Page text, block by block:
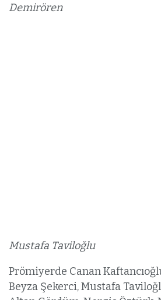
Demirören
Mustafa Taviloğlu
Prömiyerde Canan
Beyza Şekerci, Mustafa